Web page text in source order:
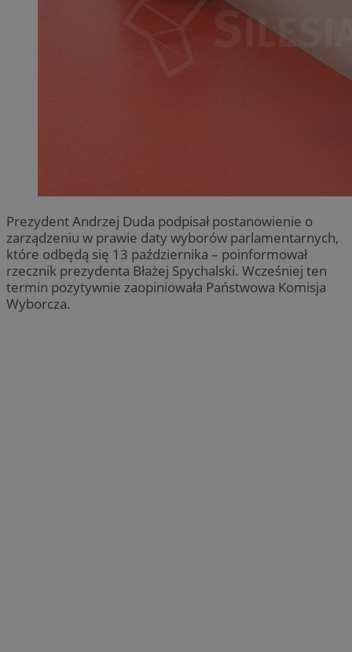
Prezydent Andrzej Duda podpisał postanowienie o
zarządzeniu w prawie daty wyborów parlamentarnych,
które odbędą się 13 października – poinformował
rzecznik prezydenta Błażej Spychalski. Wcześniej ten
termin pozytywnie zaopiniowała Państwowa Komisja
Wyborcza.